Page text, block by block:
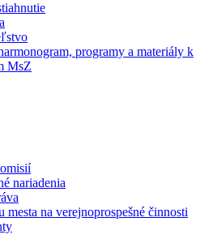
programy a materiály k
MsZ
nariadenia
mesta na verejnoprospešné činnosti